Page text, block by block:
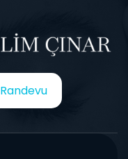
Randevu